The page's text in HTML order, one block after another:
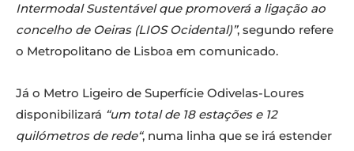
Intermodal Sustentável que promoverá a ligação ao
concelho de Oeiras (LIOS Ocidental)”, segundo refere
o Metropolitano de Lisboa em comunicado.
Já o Metro Ligeiro de Superfície Odivelas-Loures
disponibilizará “um total de 18 estações e 12
quilómetros de rede“, numa linha que se irá estender